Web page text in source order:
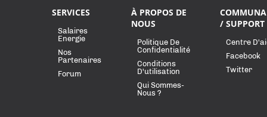
SERVICES
Salaires
Energie
Nos
Partenaires
Forum
À PROPOS DE
NOUS
Politique De
Confidentialité
Conditions
D'utilisation
Qui Sommes-
Nous ?
/ SUPPORT
Centre
Facebook
Twitter